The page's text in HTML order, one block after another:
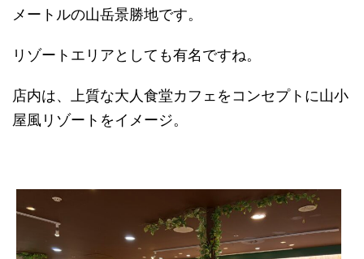
メートルの山岳景勝地です。
リゾートエリアとしても有名ですね。
店内は、上質な大人食堂カフェをコンセプトに山小
屋風リゾートをイメージ。